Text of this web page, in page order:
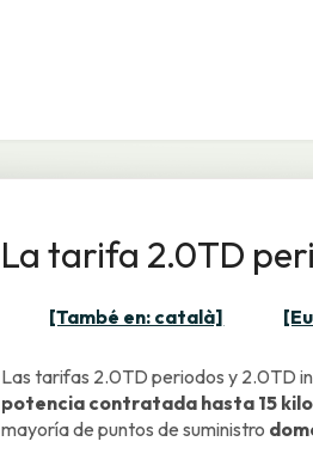
La tarifa 2.0TD
[També en: català]
Las tarifas 2.0TD periodos y 2.0TD
potencia contratada hasta 15
mayoría de puntos de suministro